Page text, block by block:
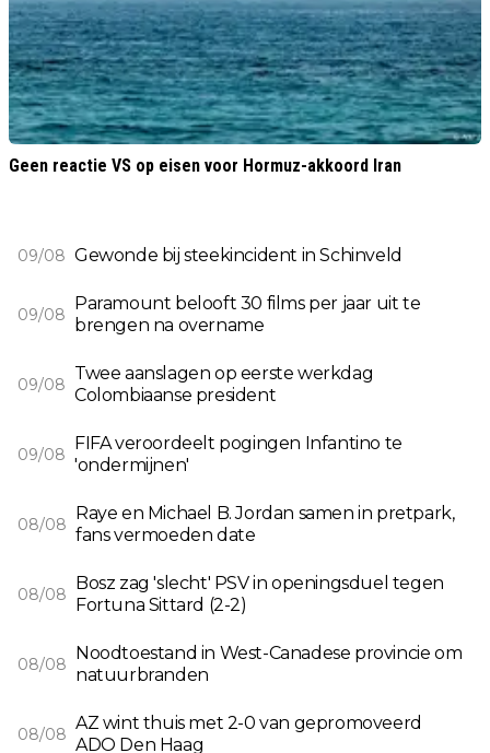
Geen reactie VS op eisen voor Hormuz-akkoord Iran
09/08 Gewonde bij steekincident in Schinveld
09/08
Paramount belooft 30 films per jaar uit te
brengen na overname
09/08
Twee aanslagen op eerste werkdag
Colombiaanse president
09/08
FIFA veroordeelt pogingen Infantino te
'ondermijnen'
08/08
Raye en Michael B. Jordan samen in pretpark,
fans vermoeden date
08/08
Bosz zag 'slecht' PSV in openingsduel tegen
Fortuna Sittard (2-2)
08/08
Noodtoestand in West-Canadese provincie om
natuurbranden
08/08
AZ wint thuis met 2-0 van gepromoveerd
ADO Den Haag